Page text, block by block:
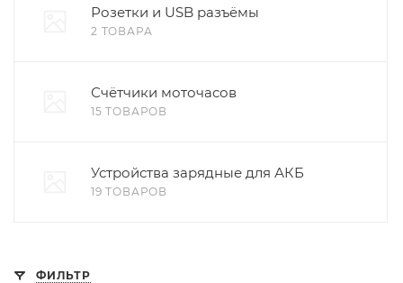
Розетки и USB разъёмы
2 ТОВАРА
Счётчики моточасов
15 ТОВАРОВ
Устройства зарядные для АКБ
19 ТОВАРОВ
ФИЛЬТР